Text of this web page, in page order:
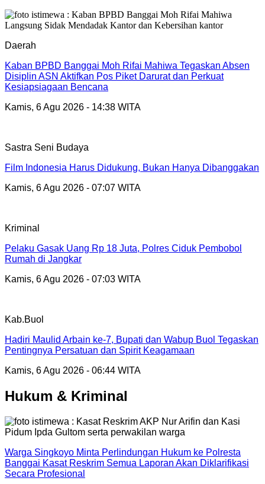
Daerah
Kaban BPBD Banggai Moh Rifai Mahiwa Tegaskan Absen
Disiplin ASN Aktifkan Pos Piket Darurat dan Perkuat
Kesiapsiagaan Bencana
Kamis, 6 Agu 2026 - 14:38 WITA
Sastra Seni Budaya
Film Indonesia Harus Didukung, Bukan Hanya Dibanggakan
Kamis, 6 Agu 2026 - 07:07 WITA
Kriminal
Pelaku Gasak Uang Rp 18 Juta, Polres Ciduk Pembobol
Rumah di Jangkar
Kamis, 6 Agu 2026 - 07:03 WITA
Kab.Buol
Hadiri Maulid Arbain ke-7, Bupati dan Wabup Buol Tegaskan
Pentingnya Persatuan dan Spirit Keagamaan
Kamis, 6 Agu 2026 - 06:44 WITA
Hukum & Kriminal
Warga Singkoyo Minta Perlindungan Hukum ke Polresta
Banggai Kasat Reskrim Semua Laporan Akan Diklarifikasi
Secara Profesional